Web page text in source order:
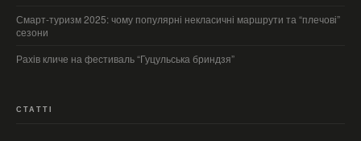
Смарт‑туризм 2025: чому популярні некласичні маршрути та “плечові”
сезони
Рахів кличе на фестиваль “Гуцульська бриндзя”
СТАТТІ